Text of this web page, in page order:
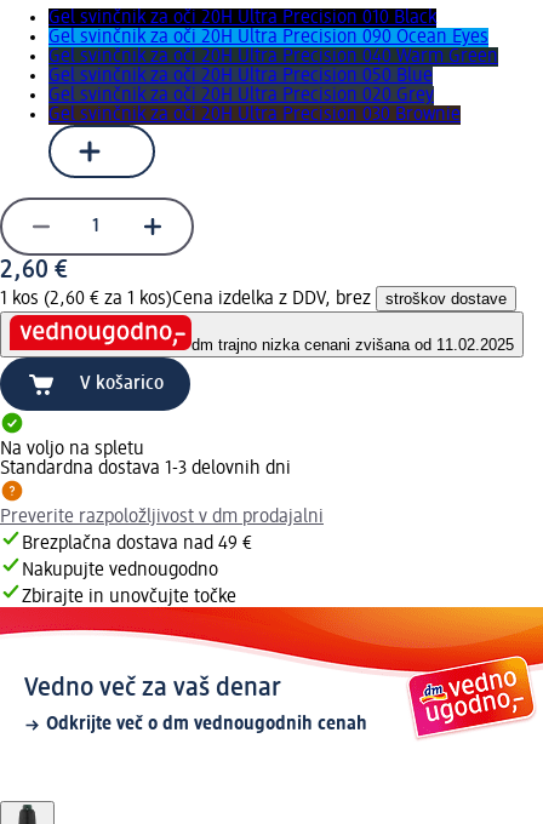
Gel svinčnik za oči 20H Ultra Precision 010 Black
Gel svinčnik za oči 20H Ultra Precision 090 Ocean Eyes
Gel svinčnik za oči 20H Ultra Precision 040 Warm Green
Gel svinčnik za oči 20H Ultra Precision 050 Blue
Gel svinčnik za oči 20H Ultra Precision 020 Grey
Gel svinčnik za oči 20H Ultra Precision 030 Brownie
2,60 €
1 kos (2,60 € za 1 kos)Cena izdelka z DDV, brez stroškov dostave
dm trajno nizka cenani zvišana od 11.02.2025
V košarico
Na voljo na spletu
Standardna dostava 1-3 delovnih dni
Preverite razpoložljivost v dm prodajalni
Brezplačna dostava nad 49 €
Nakupujte vednougodno
Zbirajte in unovčujte točke
Vedno več za vaš denar
Odkrijte več o dm vednougodnih cenah